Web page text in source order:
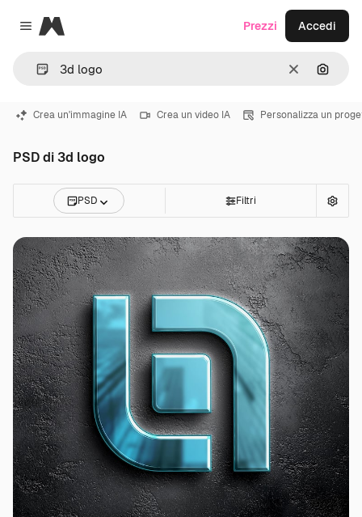
Close menu
Magnific
CancellaCerca
Prezzi Accedi
Crea un'immagine IA Crea un video IA Personalizza un
PSD di 3d logo
PSD Filtri